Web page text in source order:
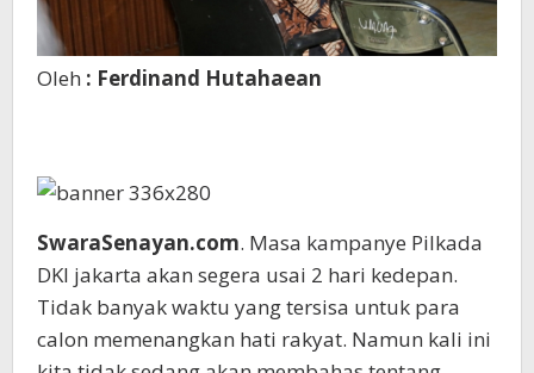
Oleh : Ferdinand Hutahaean
SwaraSenayan.com. Masa kampanye Pilkada
DKI jakarta akan segera usai 2 hari kedepan.
Tidak banyak waktu yang tersisa untuk para
calon memenangkan hati rakyat. Namun kali ini